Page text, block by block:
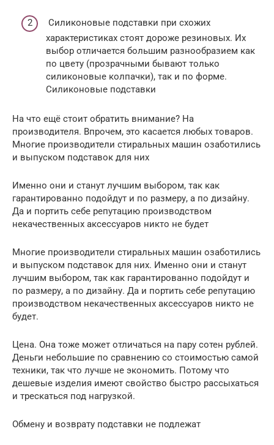
Силиконовые подставки при схожих
характеристиках стоят дороже резиновых. Их
выбор отличается большим разнообразием как
по цвету (прозрачными бывают только
силиконовые колпачки), так и по форме.
Силиконовые подставки
На что ещё стоит обратить внимание? На
производителя. Впрочем, это касается любых товаров.
Многие производители стиральных машин озаботились
и выпуском подставок для них
Именно они и станут лучшим выбором, так как
гарантированно подойдут и по размеру, а по дизайну.
Да и портить себе репутацию производством
некачественных аксессуаров никто не будет
Многие производители стиральных машин озаботились
и выпуском подставок для них. Именно они и станут
лучшим выбором, так как гарантированно подойдут и
по размеру, а по дизайну. Да и портить себе репутацию
производством некачественных аксессуаров никто не
будет.
Цена. Она тоже может отличаться на пару сотен рублей.
Деньги небольшие по сравнению со стоимостью самой
техники, так что лучше не экономить. Потому что
дешевые изделия имеют свойство быстро рассыхаться
и трескаться под нагрузкой.
Обмену и возврату подставки не подлежат